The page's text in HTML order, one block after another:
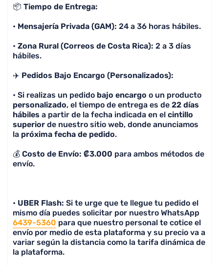
lo más
📦 Tiempo de Entrega:
• Mensajería Privada (GAM): 24 a 36 horas hábiles.
• Zona Rural (Correos de Costa Rica): 2 a 3 días
hábiles.
✈️ Pedidos Bajo Encargo (Personalizados):
• Si realizas un pedido bajo encargo o un producto
personalizado, el tiempo de entrega es de 22 días
hábiles a partir de la fecha indicada en el cintillo
superior de nuestro sitio web, donde anunciamos
la próxima fecha de pedido.
💰 Costo de Envío: ₡3.000 para ambos métodos de
envío.
• UBER Flash: Si te urge que te llegue tu pedido el
mismo día puedes solicitar por nuestro WhatsApp
6439-5360 para que nuestro personal te cotice el
envío por medio de esta plataforma y su precio va a
variar según la distancia como la tarifa dinámica de
la plataforma.